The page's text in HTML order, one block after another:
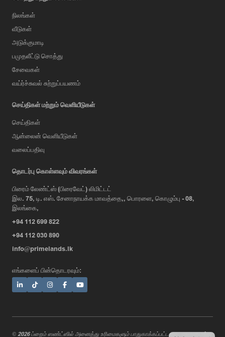
நிலங்கள்
வீடுகள்
அடுக்குமாடி
பமுதலீட்டு சொத்து
சேவைகள்
வய்ர்ச்சுவல் சுற்றுப்பயணம்
செய்திகள் மற்றும் வெளியீடுகள்
செய்திகள்
ஆன்லைன் வெளியீடுகள்
வலைப்பதிவு
தொடர்பு கொள்ளவும் விவரங்கள்
பிரைம் லேண்ட்ஸ் (பிரைவேட்) லிமிட்டட்
இல. 75, டி. எஸ். சேனாநாயக்க மாவத்தை,, பொரளை, கொழும்பு - 08,
இலங்கை,
+94 112 699 822
+94 112 030 890
info@primelands.lk
எங்களைப் பின்தொடரவும்:
© 2026 ப்றைம் ஸண்ட்ஸில் அனைத்து உரிமைகளும் பாதுகாக்கப்பட்டவை. வடிவமைத்து